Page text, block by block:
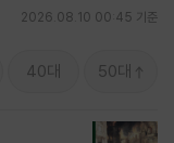
2026.08.10 00:45 기준
40대 50대